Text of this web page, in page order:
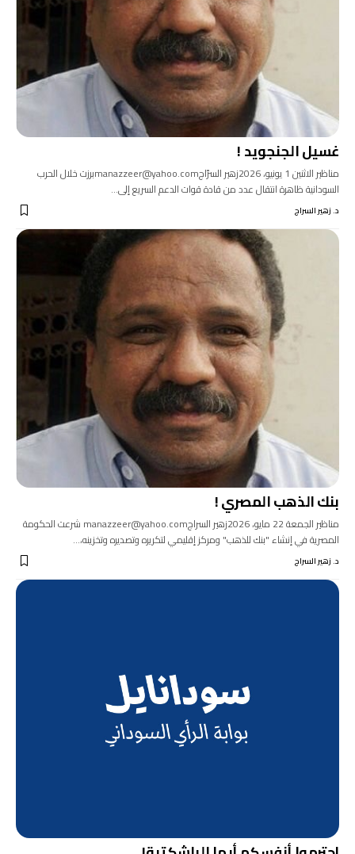
غسيل الجنجويد !
مناظير الاثنين 1 يونيو، 2026زهير السرّاجmanazzeer@yahoo.comبرزت خلال الحرب
السودانية ظاهرة انتقال عدد من قادة قوات الدعم السريع إلى…
د. زهير السراج
بنك الذهب المصري !
مناظير الجمعة 22 مايو، 2026زهير السراجmanazzeer@yahoo.com شرعت الحكومة
المصرية في إنشاء "بنك للذهب" ومركز إقليمي لتكريره وتصديره وتخزينه،…
د. زهير السراج